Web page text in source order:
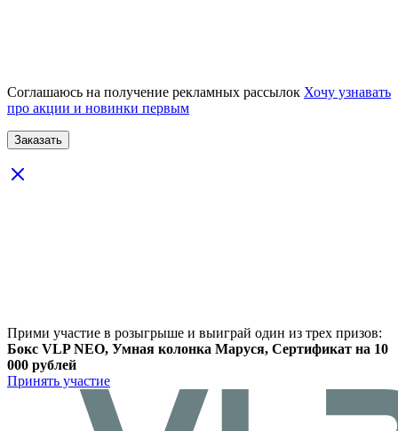
Соглашаюсь на получение рекламных рассылок Хочу узнавать
про акции и новинки первым
Прими участие в розыгрыше и выиграй один из трех призов:
Бокс VLP NEO, Умная колонка Маруся, Сертификат на 10
000 рублей
Принять участие